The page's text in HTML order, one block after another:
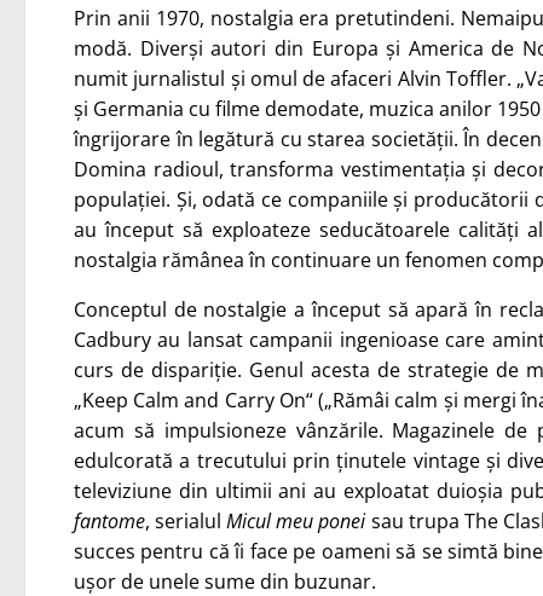
Prin anii 1970, nostalgia era pretutindeni.
modă. Diverși autori din Europa și America de
numit jurnalistul și omul de afaceri Alvin Toffler.
și Germania cu filme demodate, muzica anilor
îngrijorare în legătură cu starea societății. În
Domina radioul, transforma vestimentația și
populației. Și, odată ce companiile și
au început să exploateze seducătoarele calități
nostalgia rămânea în continuare un fenomen
Conceptul de nostalgie a început să apară în
Cadbury au lansat campanii ingenioase care
curs de dispariție. Genul acesta de strategie de
„Keep Calm and Carry On“ („Rămâi calm și
acum să impulsioneze vânzările. Magazinele
edulcorată a trecutului prin ținutele vintage și
televiziune din ultimii ani au exploatat duioșia
fantome, serialulMicul meu poneisau trupa The
succes pentru că îi face pe oameni să se simtă
ușor de unele sume din buzunar.